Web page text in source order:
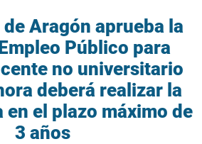
Aragón aprueba la
Público para
no universitario
deberá realizar la
el plazo máximo de
3 años